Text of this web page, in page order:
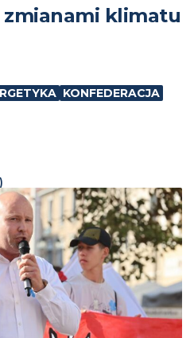
zmianami klimatu
KONFEDERACJA
)